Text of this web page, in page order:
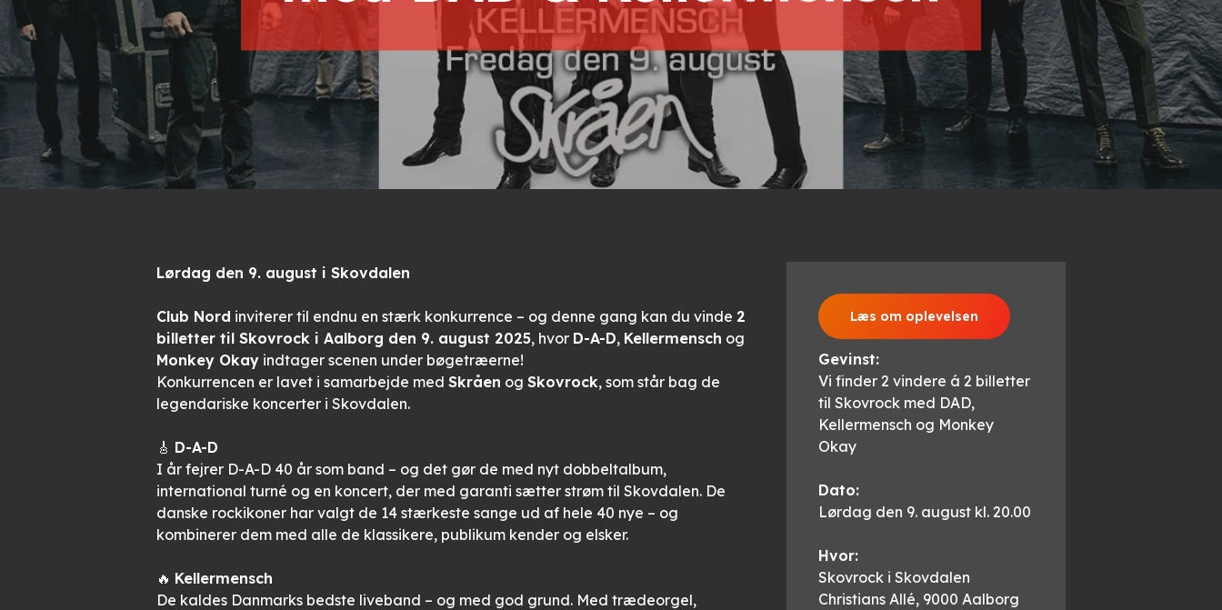
Lørdag den 9. august i Skovdalen
Club Nord inviterer til endnu en stærk konkurrence – og denne gang kan du vinde 2
billetter til Skovrock i Aalborg den 9. august 2025, hvor D-A-D, Kellermensch og
Monkey Okay indtager scenen under bøgetræerne!
Konkurrencen er lavet i samarbejde med Skråen og Skovrock, som står bag de
legendariske koncerter i Skovdalen.
🎸 D-A-D
I år fejrer D-A-D 40 år som band – og det gør de med nyt dobbeltalbum,
international turné og en koncert, der med garanti sætter strøm til Skovdalen. De
danske rockikoner har valgt de 14 stærkeste sange ud af hele 40 nye – og
kombinerer dem med alle de klassikere, publikum kender og elsker.
🔥 Kellermensch
De kaldes Danmarks bedste liveband – og med god grund. Med trædeorgel,
Læs om oplevelsen
Gevinst:
Vi finder 2 vindere á 2 billetter
til Skovrock med DAD,
Kellermensch og Monkey
Okay
Dato:
Lørdag den 9. august kl. 20.00
Hvor:
Skovrock i Skovdalen
Christians Allé, 9000 Aalborg